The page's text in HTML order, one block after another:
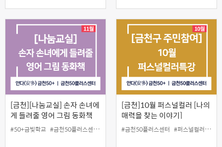
[금천][나눔교실] 손자 손녀에
게 들려줄 영어 그림 동화책
#50+금빛학교 #금천50플러스센터 #나눔교실 #동화책 #영어 #인생설계
[금천]10월 퍼스널컬러 [나의
매력을 찾는 이야기]
#금천50플러스센터 #퍼스널컬러 #화